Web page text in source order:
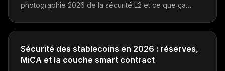
photographie 2026 de la sécurité L2 et ce que ça
dessus.
Sécurité des stablecoins en 2026 : réserves,
MiCA et la couche smart contract